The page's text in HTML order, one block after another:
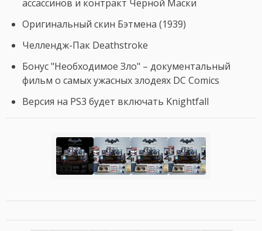
ассассинов и контракт Черной Маски
Оригинальный скин Бэтмена (1939)
Челлендж-Пак Deathstroke
Бонус "Необходимое Зло" – документальный
фильм о самых ужасных злодеях DC Comics
Версия на PS3 будет включать Knightfall